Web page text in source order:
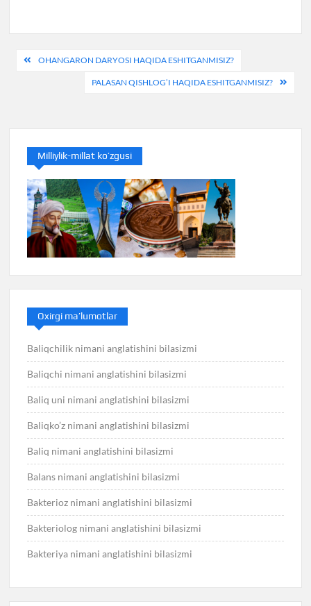
PostOHANGARON DARYOSI HAQIDA ESHITGANMISIZ?
PALASAN QISHLOG’I HAQIDA ESHITGANMISIZ?
Milliylik-millat ko’zgusi
Oxirgi ma’lumotlar
Baliqchilik nimani anglatishini bilasizmi
Baliqchi nimani anglatishini bilasizmi
Baliq uni nimani anglatishini bilasizmi
Baliqko’z nimani anglatishini bilasizmi
Baliq nimani anglatishini bilasizmi
Balans nimani anglatishini bilasizmi
Bakterioz nimani anglatishini bilasizmi
Bakteriolog nimani anglatishini bilasizmi
Bakteriya nimani anglatishini bilasizmi